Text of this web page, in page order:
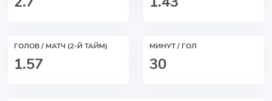
ГОЛОВ / МАТЧ (2-Й ТАЙМ)
1.57
МИНУТ / ГОЛ
30